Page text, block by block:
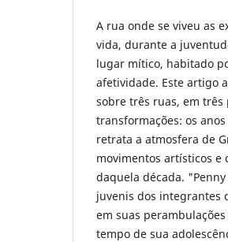
A rua onde se viveu as
vida, durante a
lugar mítico, habitado
afetividade. Este artigo
sobre três ruas, em
transformações: os
retrata a atmosfera de
movimentos artísticos e
daquela década.
juvenis dos integrantes
em suas
tempo de sua